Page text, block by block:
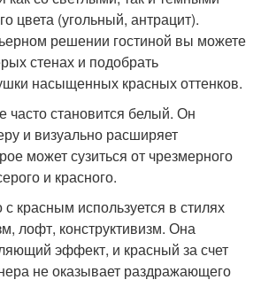
цвета (угольный, антрацит).
решении гостиной вы можете
стенах и подобрать
насыщенных красных оттенков.
часто становится белый. Он
и визуально расширяет
может сузиться от чрезмерного
и красного.
красным используется в стилях
лофт, конструктивизм. Она
эффект, и красный за счет
не оказывает раздражающего